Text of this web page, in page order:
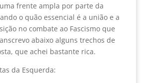
frente ampla por parte da
o quão essencial é a união e a
no combate ao Fascismo que
abaixo alguns trechos de
que achei bastante rica.
da Esquerda: